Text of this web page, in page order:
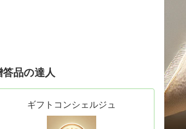
答品の達人
ギフトコンシェルジュ